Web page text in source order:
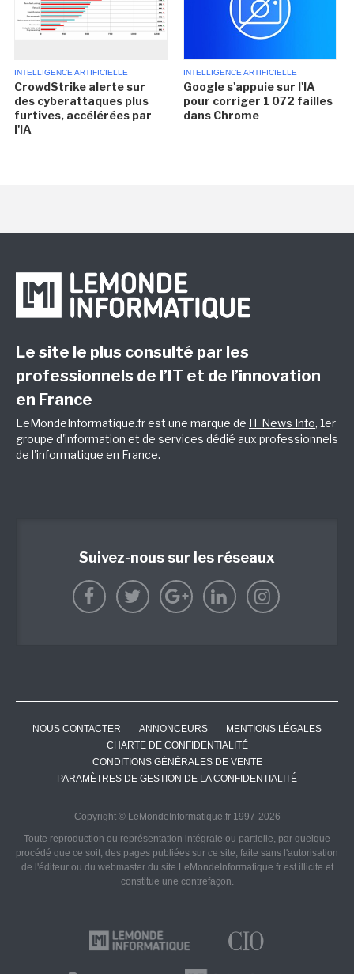
INTELLIGENCE ARTIFICIELLE
CrowdStrike alerte sur
des cyberattaques plus
furtives, accélérées par
l'IA
INTELLIGENCE ARTIFICIELLE
Google s'appuie sur l'IA
pour corriger 1 072 failles
dans Chrome
Le site le plus consulté par les
professionnels de l’IT et de l’innovation
en France
LeMondeInformatique.fr est une marque de IT News Info, 1er
groupe d'information et de services dédié aux professionnels
de l'informatique en France.
Suivez-nous sur les réseaux
NOUS CONTACTER ANNONCEURS
MENTIONS LÉGALES
CHARTE DE CONFIDENTIALITÉ
CONDITIONS GÉNÉRALES DE VENTE
PARAMÈTRES DE GESTION DE LA CONFIDENTIALITÉ
Copyright © LeMondeInformatique.fr 1997-2026
Toute reproduction ou représentation intégrale ou partielle, par quelque
procédé que ce soit, des pages publiées sur ce site, faite sans l'autorisation
de l'éditeur ou du webmaster du site LeMondeInformatique.fr est illicite et
constitue une contrefaçon.